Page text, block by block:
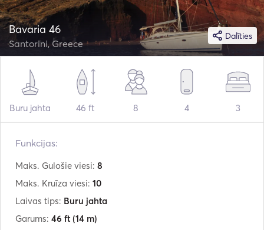
Dalīties
Bavaria 46
Santorini, Greece
Buru jahta 46 ft 8 4 3
Funkcijas:
Maks. Gulošie viesi: 8
Maks. Kruīza viesi: 10
Laivas tips: Buru jahta
Garums: 46 ft (14 m)